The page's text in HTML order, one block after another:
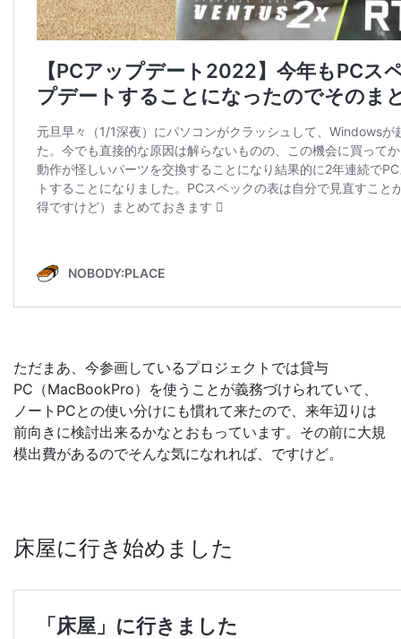
ただまあ、今参画しているプロジェクトでは貸与
PC（MacBookPro）を使うことが義務づけられていて、
ノートPCとの使い分けにも慣れて来たので、来年辺りは
前向きに検討出来るかなとおもっています。その前に大規
模出費があるのでそんな気になれれば、ですけど。
床屋に行き始めました